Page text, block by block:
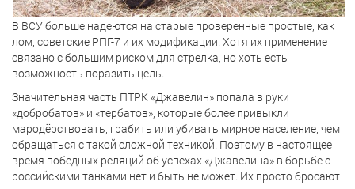
В ВСУ больше надеются на старые проверенные простые, как
лом, советские РПГ-7 и их модификации. Хотя их применение
связано с большим риском для стрелка, но хоть есть
возможность поразить цель.
Значительная часть ПТРК «Джавелин» попала в руки
«добробатов» и «тербатов», которые более привыкли
мародёрствовать, грабить или убивать мирное население, чем
обращаться с такой сложной техникой. Поэтому в настоящее
время победных реляций об успехах «Джавелина» в борьбе с
российскими танками нет и быть не может. Их просто бросают